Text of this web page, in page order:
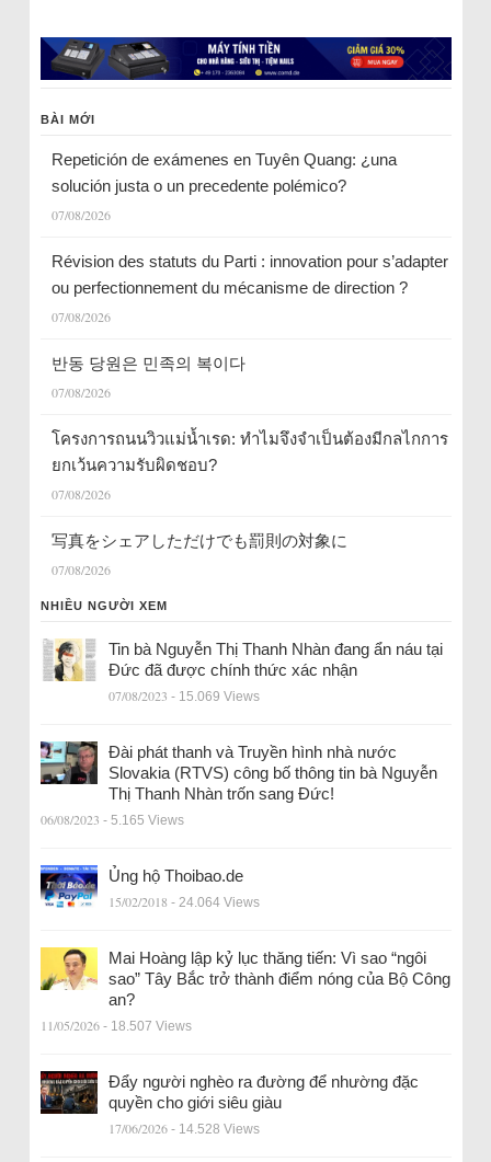
BÀI MỚI
Repetición de exámenes en Tuyên Quang: ¿una
solución justa o un precedente polémico?
07/08/2026
Révision des statuts du Parti : innovation pour s’adapter
ou perfectionnement du mécanisme de direction ?
07/08/2026
반동 당원은 민족의 복이다
07/08/2026
โครงการถนนวิวแม่น้ำเรด: ทำไมจึงจำเป็นต้องมีกลไกการ
ยกเว้นความรับผิดชอบ?
07/08/2026
写真をシェアしただけでも罰則の対象に
07/08/2026
NHIỀU NGƯỜI XEM
Tin bà Nguyễn Thị Thanh Nhàn đang ẩn náu tại
Đức đã được chính thức xác nhận
07/08/2023 - 15.069 Views
Đài phát thanh và Truyền hình nhà nước
Slovakia (RTVS) công bố thông tin bà Nguyễn
Thị Thanh Nhàn trốn sang Đức!
06/08/2023 - 5.165 Views
Ủng hộ Thoibao.de
15/02/2018 - 24.064 Views
Mai Hoàng lập kỷ lục thăng tiến: Vì sao “ngôi
sao” Tây Bắc trở thành điểm nóng của Bộ Công
an?
11/05/2026 - 18.507 Views
Đẩy người nghèo ra đường để nhường đặc
quyền cho giới siêu giàu
17/06/2026 - 14.528 Views